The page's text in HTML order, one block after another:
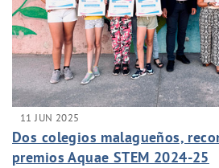
11 JUN 2025
Dos colegios malagueños,
premios Aquae STEM 2024-25